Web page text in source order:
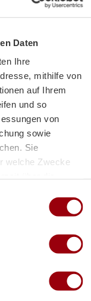
Daten
Ihre
mithilfe von
auf Ihrem
und so
von
sowie
Sie
welche Zwecke
Lage erfassen,
bestimmten